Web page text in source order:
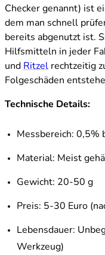
Checker genannt) ist
dem man schnell
bereits abgenutzt ist.
Hilfsmitteln in jeder
und Ritzel rechtzeitig
Folgeschäden
Technische Details:
Messbereich: 0,5%
Material: Meist
Gewicht: 20-50 g
Preis: 5-30 Euro
Lebensdauer:
Werkzeug)